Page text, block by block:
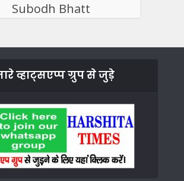
Subodh Bhatt
व्हाट्सएप्प ग्रुप से जुड़े